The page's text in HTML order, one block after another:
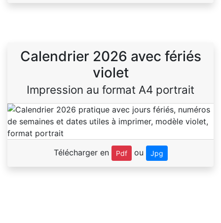
Calendrier 2026 avec fériés
violet
Impression au format A4 portrait
Télécharger en Pdf ou Jpg